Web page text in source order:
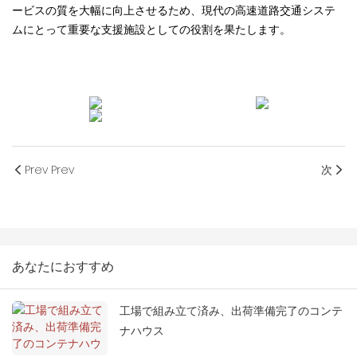
ービスの質を大幅に向上させるため、現代の高速道路交通システ
ムにとって重要な支援施設としての役割を果たします。
Prev Prev 次
あなたにおすすめ
工場で組み立て済み、出荷準備完了のコンテ
ナハウス